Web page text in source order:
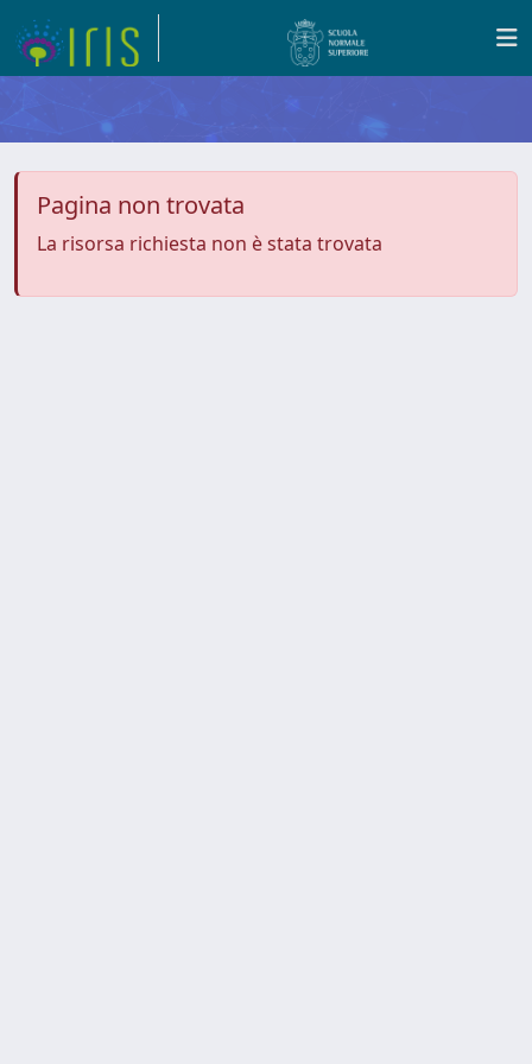
Pagina non trovata
La risorsa richiesta non è stata trovata